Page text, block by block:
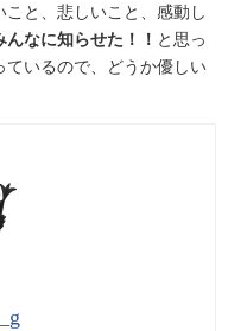
と、悲しいこと、感動し
んなに知らせた！！ と思っ
いるので、どうか優しい